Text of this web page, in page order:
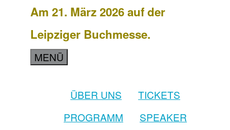
Am 21. März 2026 auf der
Leipziger Buchmesse.
MENÜ
ÜBER UNS
TICKETS
PROGRAMM
SPEAKER